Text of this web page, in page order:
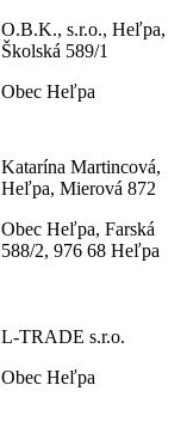
O.B.K., s.r.o., Heľpa,
Školská 589/1
Obec Heľpa
Katarína Martincová,
Heľpa, Mierová 872
Obec Heľpa, Farská
588/2, 976 68 Heľpa
L-TRADE s.r.o.
Obec Heľpa